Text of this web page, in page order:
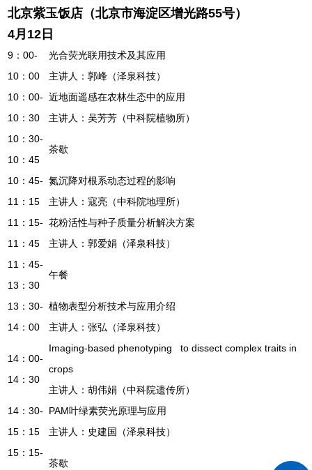
北京紫玉饭店（北京市海淀区增光路55号）
4月12日
9：00-
10：00
光合荧光联用技术及其应用
主讲人：郭峰（泽泉科技）
10：00-
10：30
近地面遥感在农林生态中的应用
主讲人：吴芳芳（中科院植物所）
10：30-
10：45
茶歇
10：45-
11：15
氮沉降对根系动态过程的影响
主讲人：寇亮（中科院地理所）
11：15-
11：45
花粉活性与种子质量分析解决方案
主讲人：郭爱娟（泽泉科技）
11：45-
13：30
午餐
13：30-
14：00
植物表型分析技术与应用介绍
主讲人：张弘（泽泉科技）
14：00-
14：30
Imaging-based phenotyping to dissect complex traits in
crops
主讲人：胡伟娟（中科院遗传所）
14：30-
15：15
PAM叶绿素荧光原理与应用
主讲人：史建国（泽泉科技）
15：15-
茶歇